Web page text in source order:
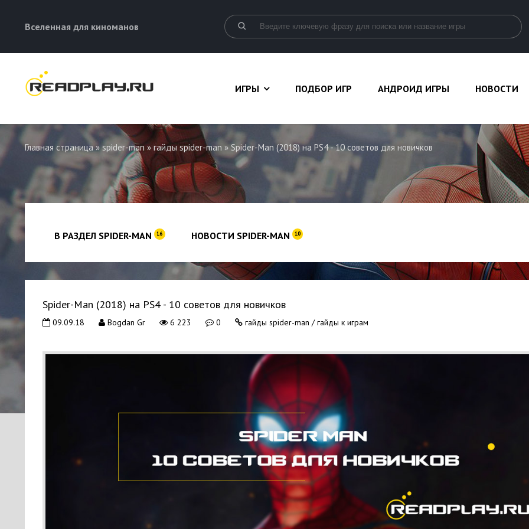
Вселенная для киноманов
ИГРЫ ПОДБОР ИГР АНДРОИД ИГРЫ НОВОСТИ
Главная страница»spider-man» гайды spider-man » Spider-Man (2018) на PS4 - 10 советов для новичков
В РАЗДЕЛ SPIDER-MAN 16 НОВОСТИ SPIDER-MAN 10
Spider-Man (2018) на PS4 - 10 советов для новичков
09.09.18 Bogdan Gr 6 223 0 гайды spider-man / гайды к играм